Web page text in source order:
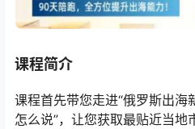
课程简介
课程首先带您走进“俄罗斯出海
怎么说”，让您获取最贴近当地